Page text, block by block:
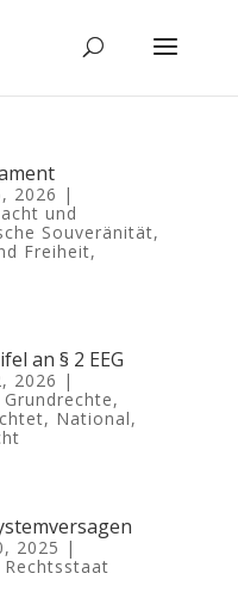
2026 |
und
Souveränität,
Freiheit,
an § 2 EEG
2026 |
Grundrechte,
, National,
2025 |
Rechtsstaat